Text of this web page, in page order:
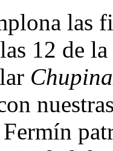
las
12 de la
nuestras
Fermín